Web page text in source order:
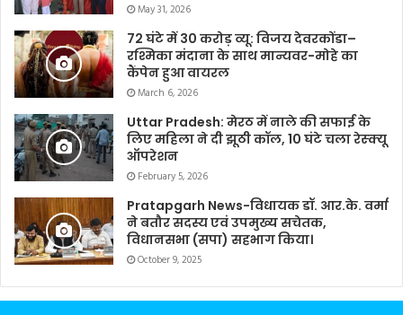
May 31, 2026
72 घंटे में 30 करोड़ व्यू: विजय देवरकोंडा–
रश्मिका मंदाना के साथ मान्यवर-मोहे का
कैंपेन हुआ वायरल
March 6, 2026
Uttar Pradesh: मेरठ में नाले की सफाई के
लिए महिला ने दी झूठी कॉल, 10 घंटे चला रेस्क्यू
ऑपरेशन
February 5, 2026
Pratapgarh News-विधायक डॉ. आर.के. वर्मा
ने बतौर सदस्य एवं उपमुख्य सचेतक,
विधानसभा (सपा) सहभाग किया।
October 9, 2025